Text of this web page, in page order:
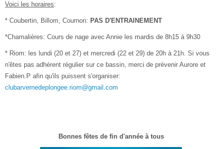
Voici les horaires:
* Coubertin, Billom, Cournon: PAS D'ENTRAINEMENT
*Chamalières: Cours de nage avec Annie les mardis de 8h15 à 9h30
* Riom: les lundi (20 et 27) et mercredi (22 et 29) de 20h à 21h. Si vous
n'êtes pas adhérent régulier sur ce bassin, merci de prévenir Aurore et
Fabien.P afin qu'ils puissent s'organiser:
clubarvernedeplongee.riom@gmail.com
Bonnes fêtes de fin d'année à tous